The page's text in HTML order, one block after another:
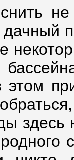
этом